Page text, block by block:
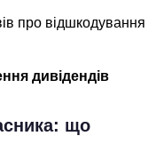
про відшкодування
дивідендів
що